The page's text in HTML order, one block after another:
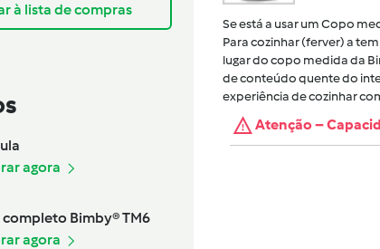
à lista de compras
agora
Bimby® TM6
agora
Se está a usar um Copo
Para cozinhar (ferver) a
lugar do copo medida da
de conteúdo quente do
experiência de cozinhar
Atenção –